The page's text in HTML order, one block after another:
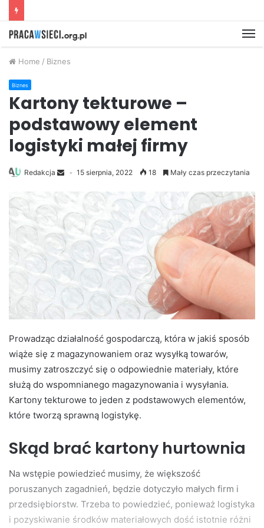
Home / Biznes
Biznes
Kartony tekturowe –
podstawowy element
logistyki małej firmy
Redakcja 15 sierpnia, 2022 18 Mały czas przeczytania
Prowadząc działalność gospodarczą, która w jakiś sposób
wiąże się z magazynowaniem oraz wysyłką towarów,
musimy zatroszczyć się o odpowiednie materiały, które
służą do wspomnianego magazynowania i wysyłania.
Kartony tekturowe to jeden z podstawowych elementów,
które tworzą sprawną logistykę.
Skąd brać kartony hurtownia
Na wstępie powiedzieć musimy, że większość
poruszanych zagadnień, będzie dotyczyło małych firm i
przedsiębiorstw. Trzeba to powiedzieć, ponieważ logistyka
i pozyskiwanie środków materiałowych dość istotnie różni